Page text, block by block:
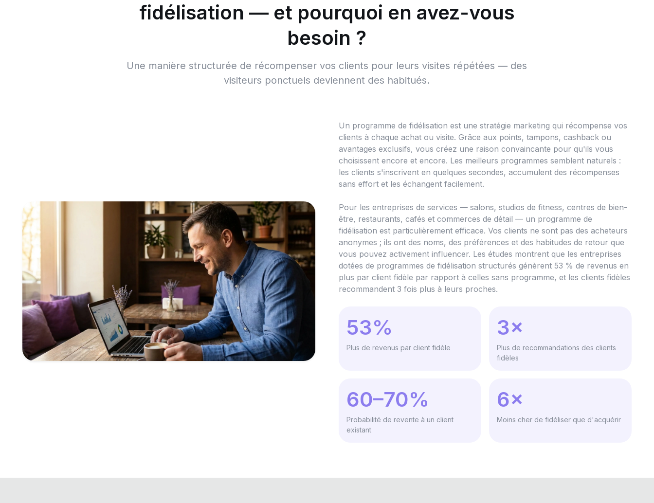
fidélisation — et pourquoi en avez-vous
besoin ?
Une manière structurée de récompenser vos clients pour leurs visites répétées — des
visiteurs ponctuels deviennent des habitués.
Un programme de fidélisation est une stratégie marketing qui récompense vos
clients à chaque achat ou visite. Grâce aux points, tampons, cashback ou
avantages exclusifs, vous créez une raison convaincante pour qu'ils vous
choisissent encore et encore. Les meilleurs programmes semblent naturels :
les clients s'inscrivent en quelques secondes, accumulent des récompenses
sans effort et les échangent facilement.
Pour les entreprises de services — salons, studios de fitness, centres de bien-
être, restaurants, cafés et commerces de détail — un programme de
fidélisation est particulièrement efficace. Vos clients ne sont pas des acheteurs
anonymes ; ils ont des noms, des préférences et des habitudes de retour que
vous pouvez activement influencer. Les études montrent que les entreprises
dotées de programmes de fidélisation structurés génèrent 53 % de revenus en
plus par client fidèle par rapport à celles sans programme, et les clients fidèles
recommandent 3 fois plus à leurs proches.
53%
Plus de revenus par client fidèle
3×
Plus de recommandations des clients
fidèles
60–70%
Probabilité de revente à un client
existant
6×
Moins cher de fidéliser que d'acquérir